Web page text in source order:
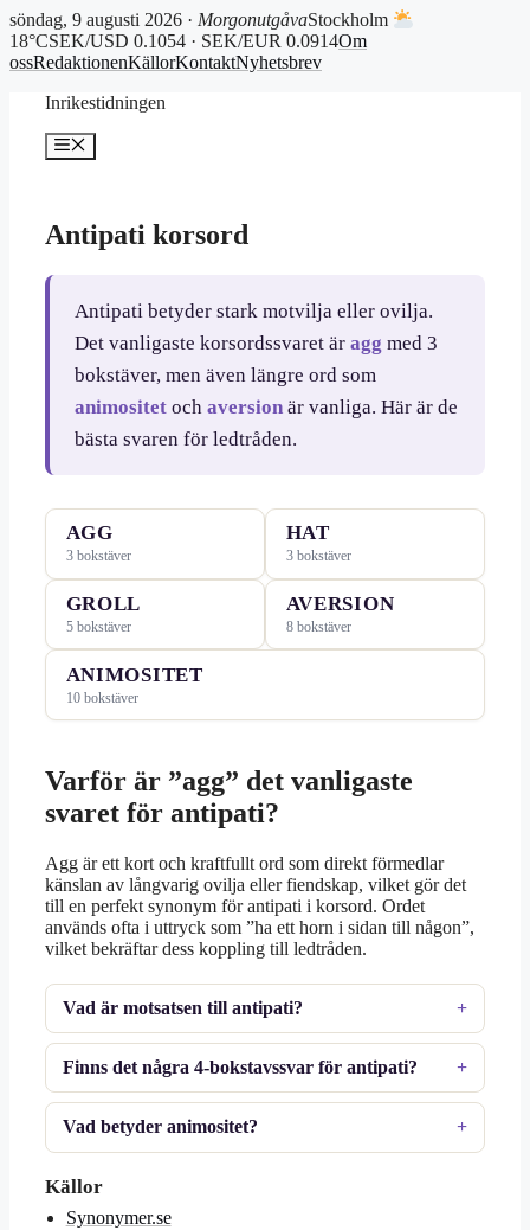
söndag, 9 augusti 2026 · MorgonutgåvaStockholm
18°CSEK/USD 0.1054 · SEK/EUR 0.0914Om
ossRedaktionenKällorKontaktNyhetsbrev
Inrikestidningen
Meny
Antipati korsord
Antipati betyder stark motvilja eller ovilja.
Det vanligaste korsordssvaret är agg med 3
bokstäver, men även längre ord som
animositetoch aversionär vanliga. Här är de
bästa svaren för ledtråden.
AGG
3 bokstäver
HAT
3 bokstäver
GROLL
5 bokstäver
AVERSION
8 bokstäver
ANIMOSITET
10 bokstäver
Varför är ”agg” det vanligaste
svaret för antipati?
Agg är ett kort och kraftfullt ord som direkt förmedlar
känslan av långvarig ovilja eller fiendskap, vilket gör det
till en perfekt synonym för antipati i korsord. Ordet
används ofta i uttryck som ”ha ett horn i sidan till någon”,
vilket bekräftar dess koppling till ledtråden.
Vad är motsatsen till antipati?
Finns det några 4-bokstavssvar för antipati?
Vad betyder animositet?
Källor
Synonymer.se